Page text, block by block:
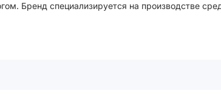
Бренд специализируется на производстве